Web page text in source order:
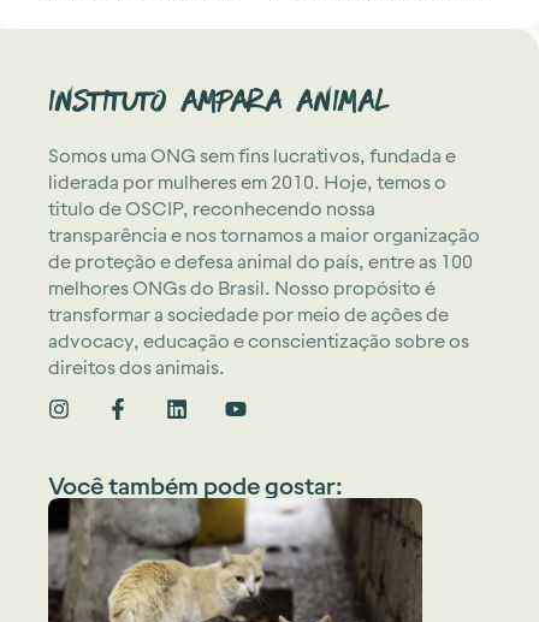
Instituto Ampara Animal
Somos uma ONG sem fins lucrativos, fundada e
liderada por mulheres em 2010. Hoje, temos o
titulo de OSCIP, reconhecendo nossa
transparência e nos tornamos a maior organização
de proteção e defesa animal do país, entre as 100
melhores ONGs do Brasil. Nosso propósito é
transformar a sociedade por meio de ações de
advocacy, educação e conscientização sobre os
direitos dos animais.
Você também pode gostar: